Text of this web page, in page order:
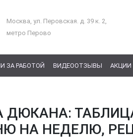
Москва, ул. Перовская. д. 39 к. 2,
метро Перово
ЗА РАБОТОЙ ВИДЕООТЗЫВЫ АКЦИИ
ДЮКАНА:
НА НЕДЕЛЮ,